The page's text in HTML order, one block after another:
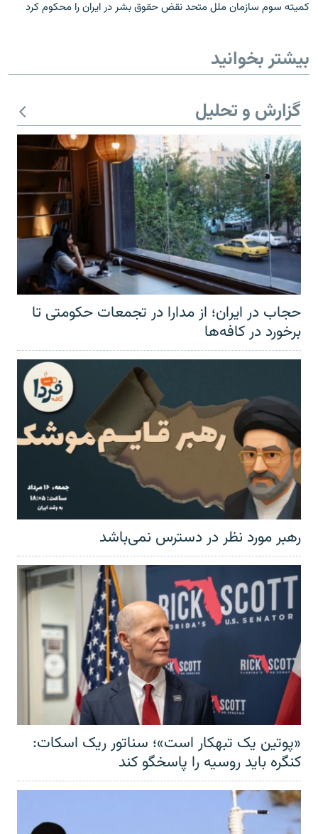
کمیته سوم سازمان ملل متحد نقض حقوق بشر در ايران را محکوم کرد
بیشتر بخوانید
گزارش و تحلیل
حجاب در ایران؛ از مدارا در تجمعات حکومتی تا
برخورد در کافه‌ها
رهبر مورد نظر در دسترس نمی‌باشد
«پوتین یک تبهکار است»؛ سناتور ریک اسکات:
کنگره باید روسیه را پاسخگو کند